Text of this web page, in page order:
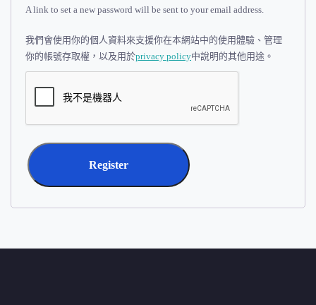
A link to set a new password will be sent to your email address.
我們會使用你的個人資料來支援你在本網站中的使用體驗、管理
你的帳號存取權，以及用於privacy policy中說明的其他用途。
Register